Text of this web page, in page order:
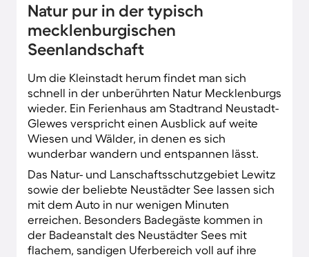
Natur pur in der typisch
mecklenburgischen
Seenlandschaft
Um die Kleinstadt herum findet man sich
schnell in der unberührten Natur Mecklenburgs
wieder. Ein Ferienhaus am Stadtrand Neustadt-
Glewes verspricht einen Ausblick auf weite
Wiesen und Wälder, in denen es sich
wunderbar wandern und entspannen lässt.
Das Natur- und Lanschaftsschutzgebiet Lewitz
sowie der beliebte Neustädter See lassen sich
mit dem Auto in nur wenigen Minuten
erreichen. Besonders Badegäste kommen in
der Badeanstalt des Neustädter Sees mit
flachem, sandigen Uferbereich voll auf ihre